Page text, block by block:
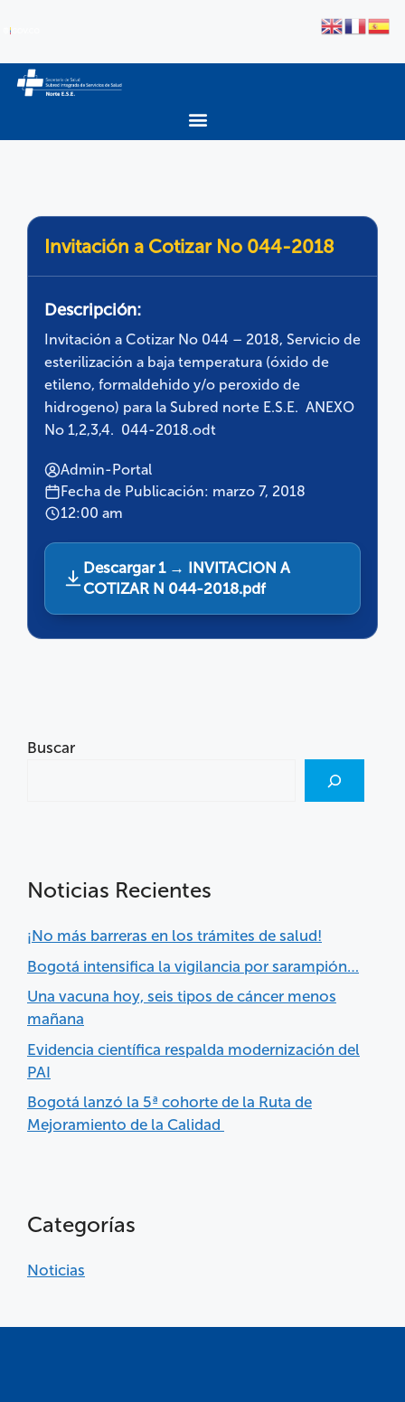
Invitación a Cotizar No 044-2018
Descripción:
Invitación a Cotizar No 044 – 2018, Servicio de
esterilización a baja temperatura (óxido de
etileno, formaldehido y/o peroxido de
hidrogeno) para la Subred norte E.S.E. ANEXO
No 1,2,3,4. 044-2018.odt
Admin-Portal
Fecha de Publicación: marzo 7, 2018
12:00 am
Descargar 1 → INVITACION A
COTIZAR N 044-2018.pdf
Buscar
Noticias Recientes
¡No más barreras en los trámites de salud!
Bogotá intensifica la vigilancia por sarampión…
Una vacuna hoy, seis tipos de cáncer menos
mañana
Evidencia científica respalda modernización del
PAI
Bogotá lanzó la 5ª cohorte de la Ruta de
Mejoramiento de la Calidad
Categorías
Noticias